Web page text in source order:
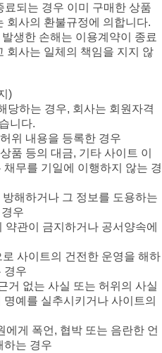
되는 경우 이미 구매한 상품
회사의 환불규정에 의합니다.
생한 손해는 이용계약이 종료
회사는 일체의 책임을 지지 않
)
당하는 경우, 회사는 회원자격
니다.
위 내용을 등록한 경우
품 등의 대금, 기타 사이트 이
무를 기일에 이행하지 않는 경
해하거나 그 정보를 도용하는
우
관이 금지하거나 공서양속에
사이트의 건전한 운영을 해하
경우
거 없는 사실 또는 허위의 사실
예를 실추시키거나 사이트의
게 폭언, 협박 또는 음란한 언
하는 경우